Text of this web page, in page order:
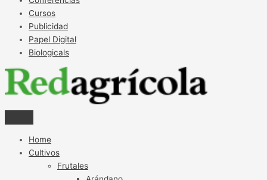
Cursos
Publicidad
Papel Digital
Biologicals
Home
Cultivos
Frutales